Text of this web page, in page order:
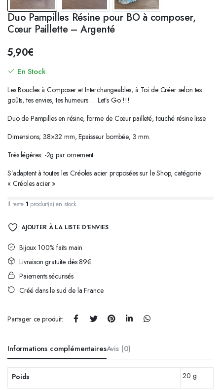
Duo Pampilles Résine pour BO à composer,
Cœur Paillette – Argenté
5,90€
En Stock
Les Boucles à Composer et Interchangeables, à Toi de Créer selon tes
goûts, tes envies, tes humeurs … Let’s Go !!!
Duo de Pampilles en résine, forme de Cœur pailleté, touché résine lisse.
Dimensions; 38×32 mm, Epaisseur bombée; 3 mm.
Très légères: -2g par ornement.
S’adaptent à toutes les Créoles acier proposées sur le Shop, catégorie
« Créoles acier »
Il reste 1 produit(s) en stock.
AJOUTER À LA LISTE D'ENVIES
Bijoux 100% faits main
Livraison gratuite dès 89€
Paiements sécurisés
Créé dans le sud de la France
Partager ce produit:
Informations complémentairesAvis (0)
Poids 20 g